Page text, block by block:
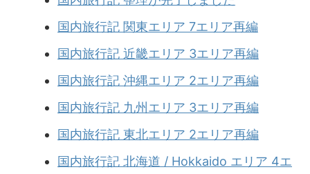
国内旅行記 関東エリア 7エリア再編
国内旅行記 近畿エリア 3エリア再編
国内旅行記 沖縄エリア 2エリア再編
国内旅行記 九州エリア 3エリア再編
国内旅行記 東北エリア 2エリア再編
国内旅行記 北海道 / Hokkaido エリア 4エ